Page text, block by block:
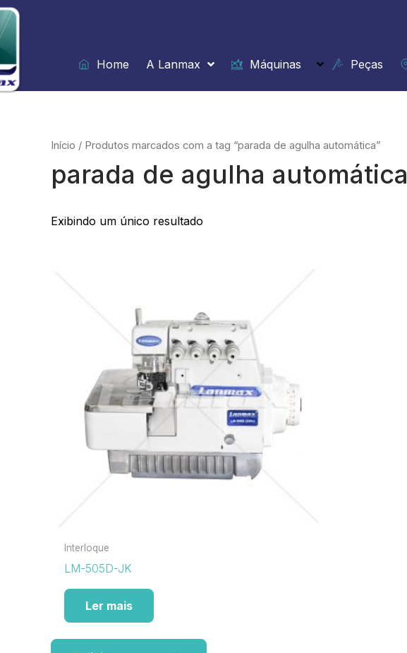
Ir
para
o
conteúdo
Home
A Lanmax Máquinas Peças
Início / Produtos marcados com a tag “parada de agulha automática”
parada de agulha automática
Exibindo um único resultado
Interloque
LM-505D-JK
Ler mais